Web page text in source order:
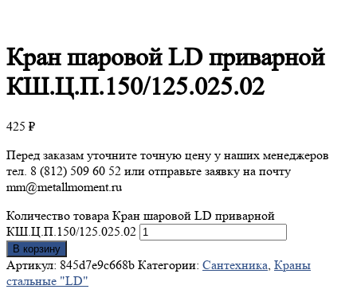
Краншаровой LD приварной
КШ.Ц.П.150/125.025.02
425 ₽
Перед заказам уточните точную цену у наших менеджеров
тел. 8 (812) 509 60 52 или отправьте заявку на почту
mm@metallmoment.ru
Количество товара Кран шаровой LD приварной
КШ.Ц.П.150/125.025.02
В корзину
Артикул: 845d7e9c668b Категории: Сантехника, Краны
стальные "LD"